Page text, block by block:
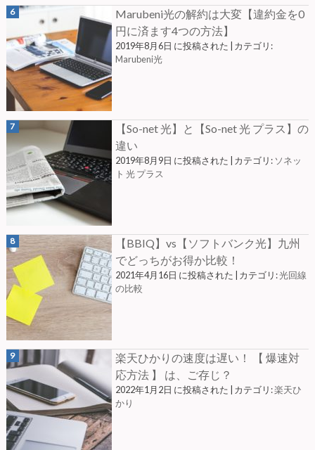
Marubeni光の解約は大変【違約金を0
円に済ます4つの方法】
2019年8月6日 に投稿された
カテゴリ:
Marubeni光
【So-net 光】と【So-net 光 プラス】の
違い
2019年8月9日 に投稿された カテゴリ: ソネッ
ト 光 プラス
【BBIQ】vs【ソフトバンク光】九州
でどっちがお得か比較！
2021年4月16日 に投稿された カテゴリ:光回線
の比較
楽天ひかりの速度は遅い！ 【 爆速対
応方法 】 は、ご存じ？
2022年1月2日 に投稿された カテゴリ:楽天ひ
かり